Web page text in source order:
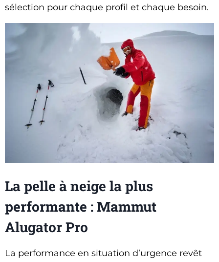
sélection pour chaque profil et chaque besoin.
La pelle à neige la plus
performante : Mammut
Alugator Pro
La performance en situation d’urgence revêt